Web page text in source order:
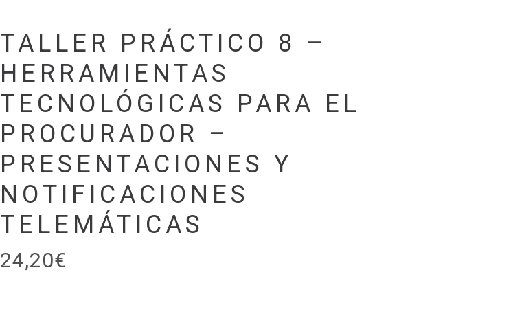
TALLER PRÁCTICO 8 –
HERRAMIENTAS
TECNOLÓGICAS PARA EL
PROCURADOR –
PRESENTACIONES Y
NOTIFICACIONES
TELEMÁTICAS
24,20€